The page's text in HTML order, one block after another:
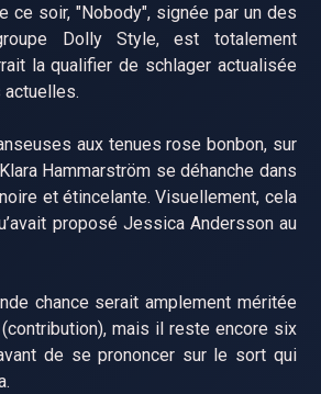
ce soir, "Nobody", signée par un des
Dolly Style, est totalement
la qualifier de schlager actualisée
aux tenues rose bonbon, sur
Hammarström se déhanche dans
et étincelante. Visuellement, cela
proposé Jessica Andersson au
chance serait amplement méritée
mais il reste encore six
de se prononcer sur le sort qui